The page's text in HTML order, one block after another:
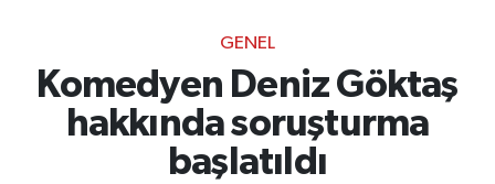
GENEL
Komedyen Deniz Göktaş
hakkında soruşturma
başlatıldı